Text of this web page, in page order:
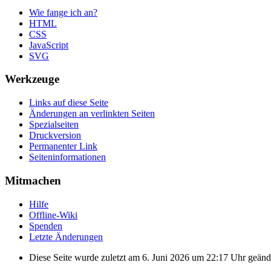
Wie fange ich an?
HTML
CSS
JavaScript
SVG
Werkzeuge
Links auf diese Seite
Änderungen an verlinkten Seiten
Spezialseiten
Druckversion
Permanenter Link
Seiten­informationen
Mitmachen
Hilfe
Offline-Wiki
Spenden
Letzte Änderungen
Diese Seite wurde zuletzt am 6. Juni 2026 um 22:17 Uhr